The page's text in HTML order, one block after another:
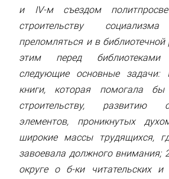
и IV-м съездом
строительству
преломляться и в библиотечной
этим перед
следующие основные задачи:
книги, которая помогала бы
строительству, развитию
элементов, проникнутых
широкие массы трудящихся,
завоевала должного внимания;
округе о б-ки читательских и